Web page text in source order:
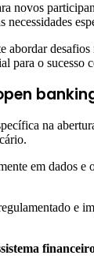
novos
necessidades
para o sucesso
na
em dados e
e